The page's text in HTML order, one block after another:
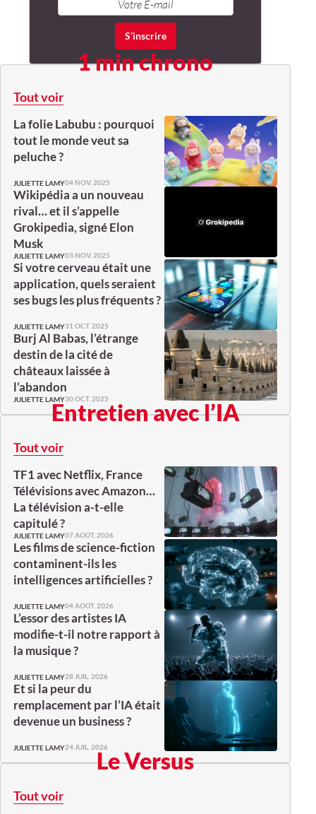
1 min chrono
Tout voir
La folie Labubu : pourquoi
tout le monde veut sa
peluche ?
JULIETTE LAMY04 NOV. 2025
Wikipédia a un nouveau
rival… et il s’appelle
Grokipedia, signé Elon
Musk
JULIETTE LAMY03 NOV. 2025
Si votre cerveau était une
application, quels seraient
ses bugs les plus fréquents ?
JULIETTE LAMY31 OCT. 2025
Burj Al Babas, l’étrange
destin de la cité de
châteaux laissée à
l’abandon
JULIETTE LAMY30 OCT. 2025
Entretien avec l’IA
Tout voir
TF1 avec Netflix, France
Télévisions avec Amazon…
La télévision a-t-elle
capitulé ?
JULIETTE LAMY07 AOÛT. 2026
Les films de science-fiction
contaminent-ils les
intelligences artificielles ?
JULIETTE LAMY04 AOÛT. 2026
L’essor des artistes IA
modifie-t-il notre rapport à
la musique ?
JULIETTE LAMY28 JUIL. 2026
Et si la peur du
remplacement par l’IA était
devenue un business ?
JULIETTE LAMY24 JUIL. 2026Le Versus
Tout voir